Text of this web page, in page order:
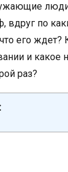
вдруг по
его
и какое
раз?